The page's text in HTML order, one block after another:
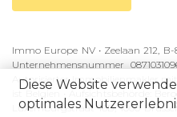
Immo Europe NV • Zeelaan 212, B-
Unternehmensnummer
Autorisierter Immobilienmakler mit
ist Belgien • Aufsichtsbehörde:
Luxemburgstraat 16B, 1000
Diese Website
optimales